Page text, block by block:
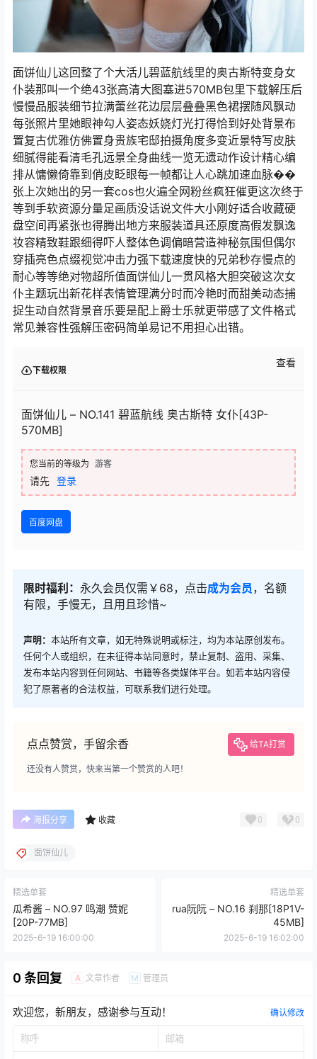
面饼仙儿这回整了个大活儿碧蓝航线里的奥古斯特变身女
仆装那叫一个绝43张高清大图塞进570MB包里下载解压后
慢慢品服装细节拉满蕾丝花边层层叠叠黑色裙摆随风飘动
每张照片里她眼神勾人姿态妖娆灯光打得恰到好处背景布
置复古优雅仿佛置身贵族宅邸拍摄角度多变近景特写皮肤
细腻得能看清毛孔远景全身曲线一览无遗动作设计精心编
排从慵懒倚靠到俏皮眨眼每一帧都让人心跳加速血脉��
张上次她出的另一套cos也火遍全网粉丝疯狂催更这次终于
等到手软资源分量足画质没话说文件大小刚好适合收藏硬
盘空间再紧张也得腾出地方来服装道具还原度高假发飘逸
妆容精致鞋跟细得吓人整体色调偏暗营造神秘氛围但偶尔
穿插亮色点缀视觉冲击力强下载速度快的兄弟秒存慢点的
耐心等等绝对物超所值面饼仙儿一贯风格大胆突破这次女
仆主题玩出新花样表情管理满分时而冷艳时而甜美动态捕
捉生动自然背景音乐要是配上爵士乐就更带感了文件格式
常见兼容性强解压密码简单易记不用担心出错。
下载权限
查看
面饼仙儿 – NO.141 碧蓝航线 奥古斯特 女仆[43P-
570MB]
您当前的等级为 游客
请先 登录
百度网盘
限时福利： 永久会员仅需￥68，点击成为会员，名额
有限，手慢无，且用且珍惜~
声明： 本站所有文章，如无特殊说明或标注，均为本站原创发布。
任何个人或组织，在未征得本站同意时，禁止复制、盗用、采集、
发布本站内容到任何网站、书籍等各类媒体平台。如若本站内容侵
犯了原著者的合法权益，可联系我们进行处理。
点点赞赏，手留余香 给TA打赏
还没有人赞赏，快来当第一个赞赏的人吧！
海报分享 收藏 0 0
面饼仙儿
精选单套
瓜希酱 – NO.97 鸣潮 赞妮
[20P-77MB]
2025-6-19 16:00:00
精选单套
rua阮阮 – NO.16 刹那[18P1V-
45MB]
2025-6-19 16:02:00
0 条回复 A 文章作者 M 管理员
欢迎您，新朋友，感谢参与互动！ 确认修改